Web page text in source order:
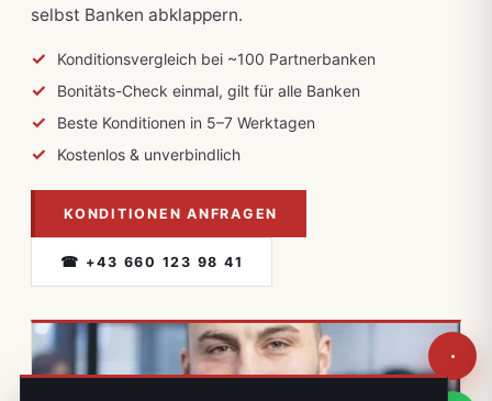
selbst Banken abklappern.
Konditionsvergleich bei ~100 Partnerbanken
Bonitäts-Check einmal, gilt für alle Banken
Beste Konditionen in 5–7 Werktagen
Kostenlos & unverbindlich
KONDITIONEN ANFRAGEN
☎ +43 660 123 98 41